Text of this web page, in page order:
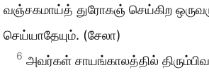
வஞ்சகமாய்த் துரோகஞ் செய்கிற
செய்யாதேயும். (சேலா)
6 அவர்கள் சாயங்காலத்தில்